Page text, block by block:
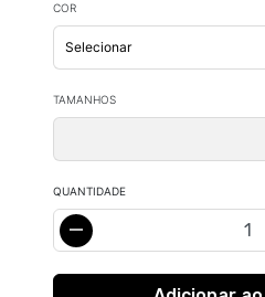
COR
TAMANHOS
QUANTIDADE